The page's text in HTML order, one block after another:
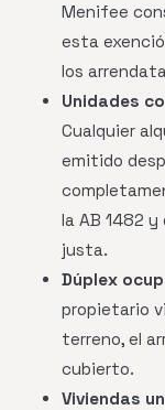
Menifee
esta
los
Unidades
Cualquier
emitido
la AB 1482
justa.
Dúplex
propietario
terreno, el
cubierto.
Viviendas